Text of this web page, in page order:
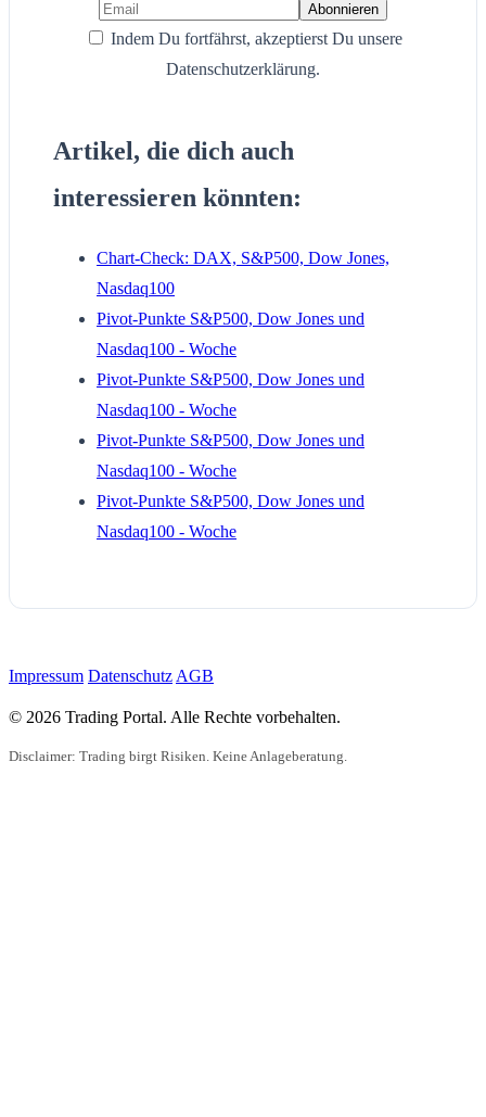
Indem Du fortfährst, akzeptierst Du unsere
Datenschutzerklärung.
Artikel, die dich auch
interessieren könnten:
Chart-Check: DAX, S&P500, Dow Jones,
Nasdaq100
Pivot-Punkte S&P500, Dow Jones und
Nasdaq100 - Woche
Pivot-Punkte S&P500, Dow Jones und
Nasdaq100 - Woche
Pivot-Punkte S&P500, Dow Jones und
Nasdaq100 - Woche
Pivot-Punkte S&P500, Dow Jones und
Nasdaq100 - Woche
Impressum Datenschutz AGB
© 2026 Trading Portal. Alle Rechte vorbehalten.
Disclaimer: Trading birgt Risiken. Keine Anlageberatung.